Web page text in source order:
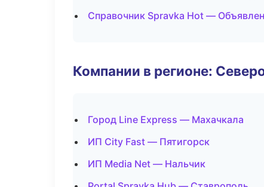
Справочник Spravka Hot —
Компании в регионе:
Город Line Express — Махачкала
ИП City Fast — Пятигорск
ИП Media Net — Нальчик